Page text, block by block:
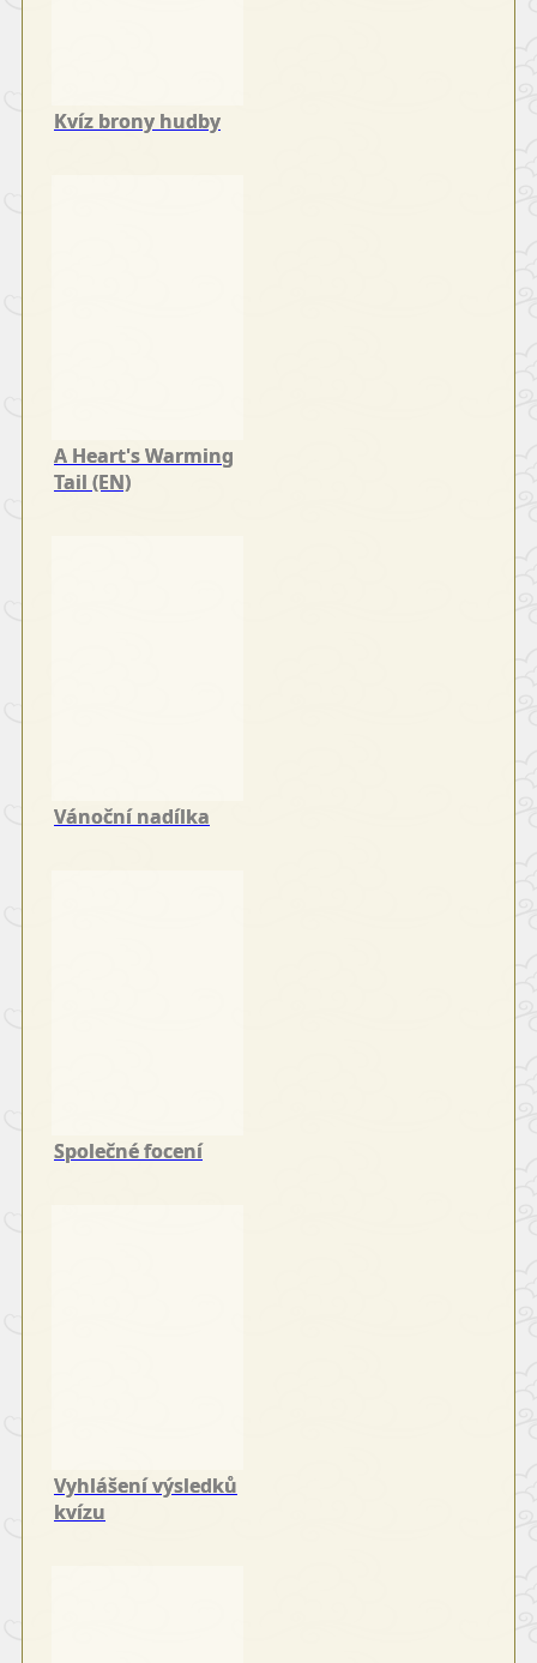
Kvíz brony hudby
A Heart's Warming
Tail (EN)
Vánoční nadílka
Společné focení
Vyhlášení výsledků
kvízu